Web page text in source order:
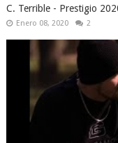
C. Terrible - Prestigio
Enero 08, 2020 2